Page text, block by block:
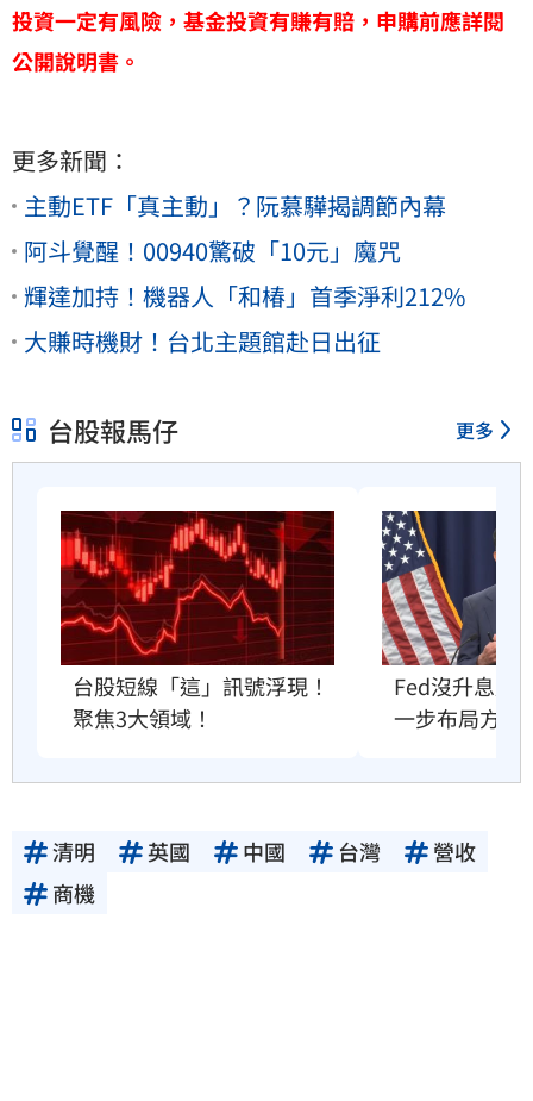
投資一定有風險，基金投資有賺有賠，申購前應詳閱
公開說明書。
更多新聞：
主動ETF「真主動」？阮慕驊揭調節內幕
阿斗覺醒！00940驚破「10元」魔咒
輝達加持！機器人「和椿」首季淨利212%
大賺時機財！台北主題館赴日出征
台股報馬仔 更多
台股短線「這」訊號浮現！
聚焦3大領域！
Fed沒升息股
一步布局方向
清明 英國 中國 台灣
營收
商機